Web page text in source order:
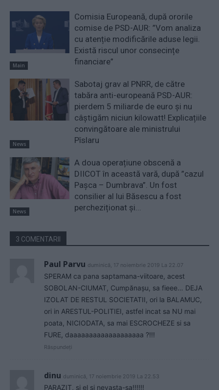
Main
Comisia Europeană, după ororile
comise de PSD-AUR: ”Vom analiza
cu atenție modificările aduse legii.
Există riscul unor consecințe
financiare”
News
Sabotaj grav al PNRR, de către
tabăra anti-europeană PSD-AUR:
pierdem 5 miliarde de euro și nu
câștigăm niciun kilowatt! Explicațiile
convingătoare ale ministrului
Pîslaru
News
A doua operațiune obscenă a
DIICOT în această vară, după ”cazul
Pașca – Dumbrava”. Un fost
consilier al lui Băsescu a fost
percheziționat și...
3 COMENTARII
Paul Parvu duminică, 17 noiembrie 2019 La 22.07
SPERAM ca pana saptamana-viitoare, acest
SOBOLAN-CIUMAT, Cumpănașu, sa fieee… DEJA
IZOLAT DE RESTUL SOCIETATII, ori la BALAMUC,
ori in ARESTUL-POLITIEI, astfel incat sa NU mai
poata, NICIODATA, sa mai ESCROCHEZE si sa
FURE, daaaaaaaaaaaaaaaaaaa ?!!!
Răspundeți
dinu duminică, 17 noiembrie 2019 La 22.53
PARAZIT, si el si nevasta-sa!!!!!!